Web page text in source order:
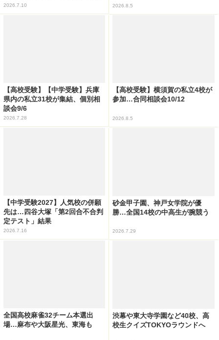
2026.7.10 2026.8.5
【高校受験】【中学受験】兵庫
県内の私立31校が集結、個別相
談会9/6
2026.7.28
【高校受験】横須賀の私立4校が
参加…合同相談会10/12
2026.8.5
【中学受験2027】人気校の併願
先は…四谷大塚「第2回合不合判
定テスト」結果
2026.7.16
砂金甲子園、神戸女学院が優
勝…全国14校の中高生が腕競う
2026.7.29
全国高校麻雀32チーム本選出
場…麻布や大阪星光、東海も
渋幕や東大寺学園など40校、高
校生クイズTOKYOラウンドへ